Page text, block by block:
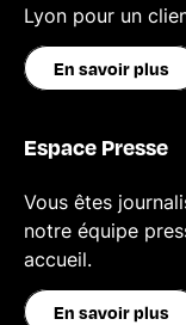
Lyon pour un
En savoir plus
Espace Presse
Vous êtes
notre équipe
accueil.
En savoir plus